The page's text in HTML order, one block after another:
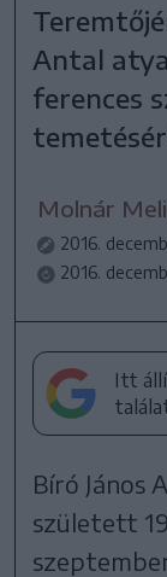
Antal
ferences
Molnár
2016.
2016.
Itt
Bíró János
született